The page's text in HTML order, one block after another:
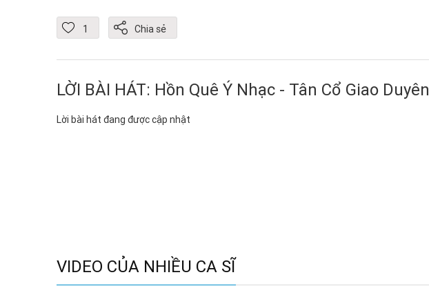
1 Chia sẻ
LỜI BÀI HÁT: Hồn Quê Ý Nhạc - Tân Cổ Giao Duyên
Lời bài hát đang được cập nhật
VIDEO CỦA NHIỀU CA SĨ